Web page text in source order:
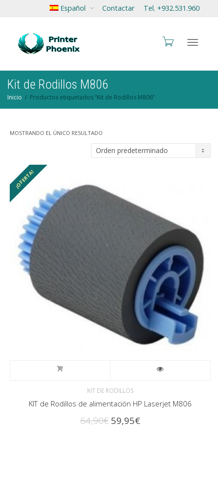
Español Contactar Tel. +932.531.960
Kit de Rodillos M806
Inicio Productos etiquetados “Kit de Rodillos M806”
MOSTRANDO EL ÚNICO RESULTADO
¡OFERTA!
KIT DE RODILLOS
KIT de Rodillos de alimentación HP Laserjet M806
64,90€ El
59,95€El